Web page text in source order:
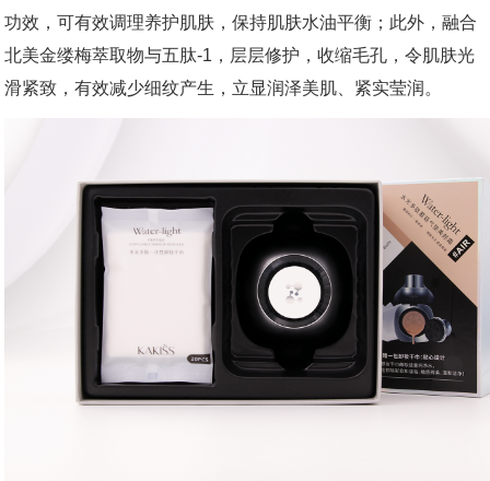
功效，可有效调理养护肌肤，保持肌肤水油平衡；此外，融合
北美金缕梅萃取物与五肽-1，层层修护，收缩毛孔，令肌肤光
滑紧致，有效减少细纹产生，立显润泽美肌、紧实莹润。